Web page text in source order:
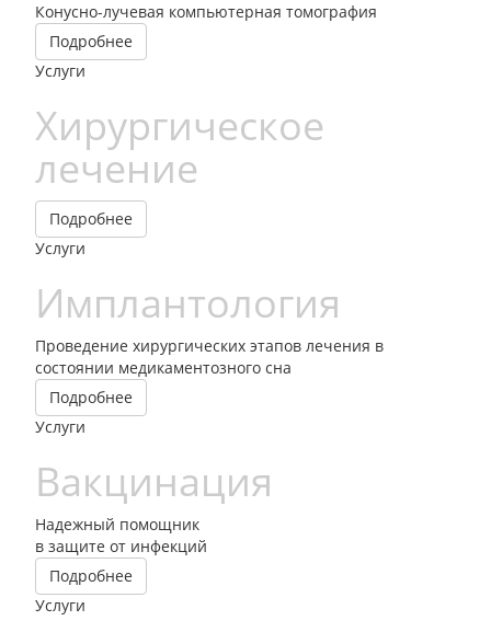
Конусно-лучевая компьютерная томография
Подробнее
Услуги
Хирургическое
лечение
Подробнее
Услуги
Имплантология
Проведение хирургических этапов лечения в
состоянии медикаментозного сна
Подробнее
Услуги
Вакцинация
Надежный помощник
в защите от инфекций
Подробнее
Услуги